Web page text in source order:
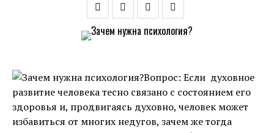
Вопрос: Если духовное
развитие человека тесно связано с состоянием его
здоровья и, продвигаясь духовно, человек может
избавиться от многих недугов, зачем же тогда